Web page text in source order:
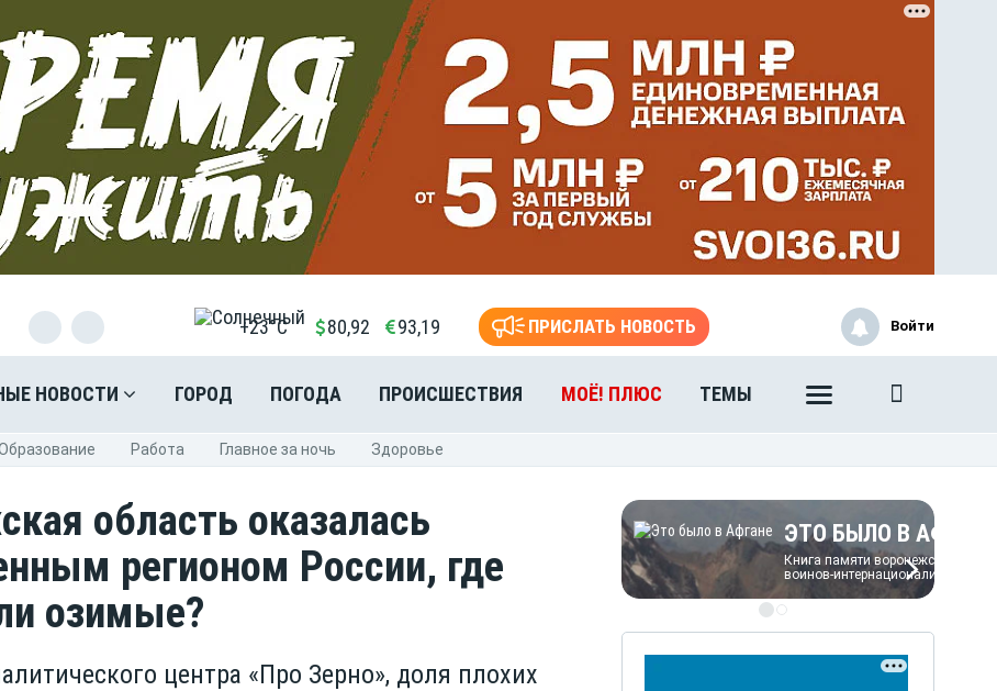
+23°C 80,92 93,19 ПРИСЛАТЬ НОВОСТЬ
НОВОСТИ ГОРОД ПОГОДА ПРОИСШЕСТВИЯ МОЁ! ПЛЮС ТЕМЫ
Войти
Pабота Главное за ночь Здоровье
область оказалась
регионом России, где
озимые?
центра «Про Зерно», доля плохих
Книга памяти воронежских
воинов-интернационалистов
ЭТО БЫЛО В
воинов-интернационалистов
ЭТО БЫЛО В
Книга памяти воронежских